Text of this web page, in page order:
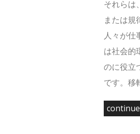
それらは
または規
人々が仕
は社会的
のに役立
です。移